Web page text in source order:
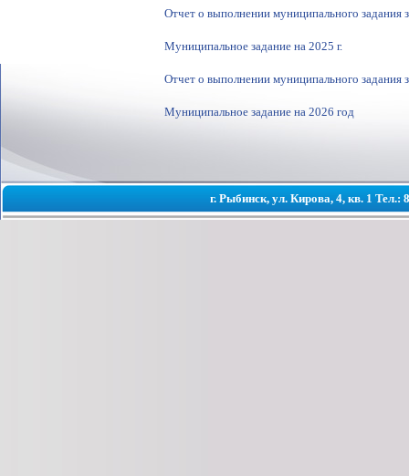
Отчет о выполнении муниципального задания
Муниципальное задание на 2025 г.
Отчет о выполнении муниципального задания
Муниципальное задание на 2026 год
г. Рыбинск, ул. Кирова, 4, кв. 1 Тел.: